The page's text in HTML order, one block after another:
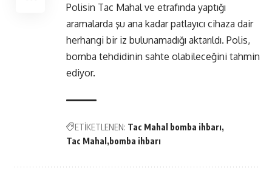
Polisin Tac Mahal ve etrafında yaptığı
aramalarda şu ana kadar patlayıcı cihaza dair
herhangi bir iz bulunamadığı aktarıldı. Polis,
bomba tehdidinin sahte olabileceğini tahmin
ediyor.
ETİKETLENEN: Tac Mahal bomba ihbarı
Tac Mahal
bomba ihbarı